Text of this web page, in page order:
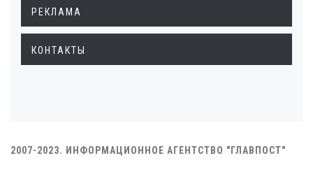
РЕКЛАМА
КОНТАКТЫ
2007-2023. ИНФОРМАЦИОННОЕ АГЕНТСТВО "ГЛАВПОСТ"